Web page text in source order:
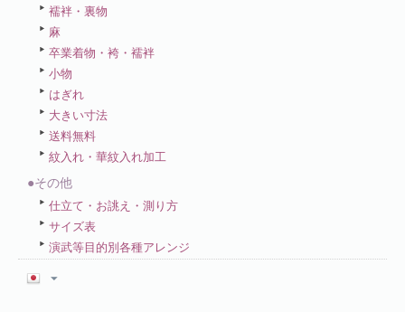
襦袢・裏物
麻
卒業着物・袴・襦袢
小物
はぎれ
大きい寸法
送料無料
紋入れ・華紋入れ加工
●その他
仕立て・お誂え・測り方
サイズ表
演武等目的別各種アレンジ